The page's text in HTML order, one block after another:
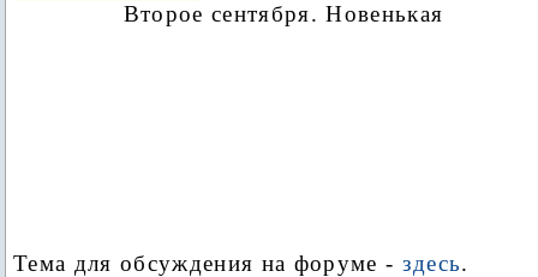
Второе сентября. Новенькая
Тема для обсуждения на форуме - здесь.